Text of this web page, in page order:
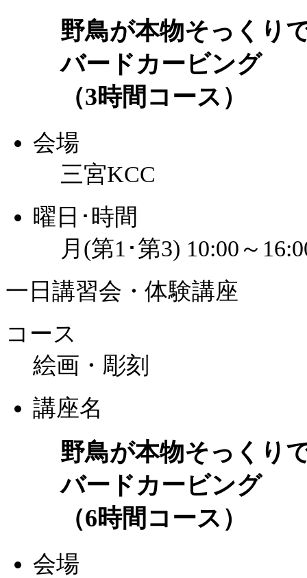
野鳥が本物そっくり
バードカービング
（3時間コース）
会場
三宮KCC
曜日･時間
月(第1･第3) 10:00～
一日講習会・体験講座
コース
絵画・彫刻
講座名
野鳥が本物そっくり
バードカービング
（6時間コース）
会場